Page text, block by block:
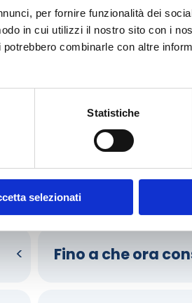
per fornire funzionalità dei
in cui utilizzi il nostro sito con i
combinarle con altre
Statistiche
selezionatiScorri le faq e scopri
Fino a che ora